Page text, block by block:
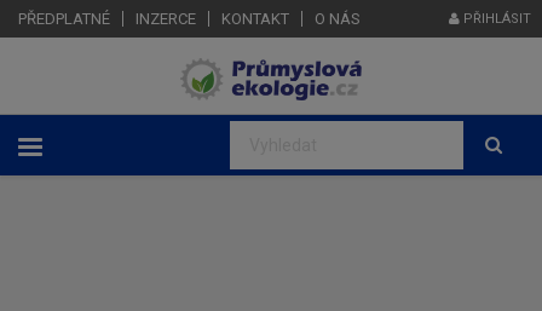
PŘEDPLATNÉ INZERCE KONTAKT O NÁS PŘIHLÁSIT